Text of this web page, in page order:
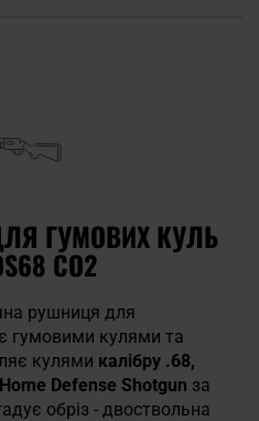
ГУМОВИХ КУЛЬ
CO2
рушниця для
гумовими кулями та
кулями калібру .68,
Defense Shotgun за
обріз - двоствольна